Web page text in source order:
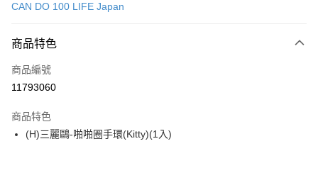
Apple Pay
街口支付
Google Pay
CAN DO 100 LIFE Japan
商品特色
商品編號
11793060
商品特色
(H)三麗鷗-啪啪圈手環(Kitty)(1入)